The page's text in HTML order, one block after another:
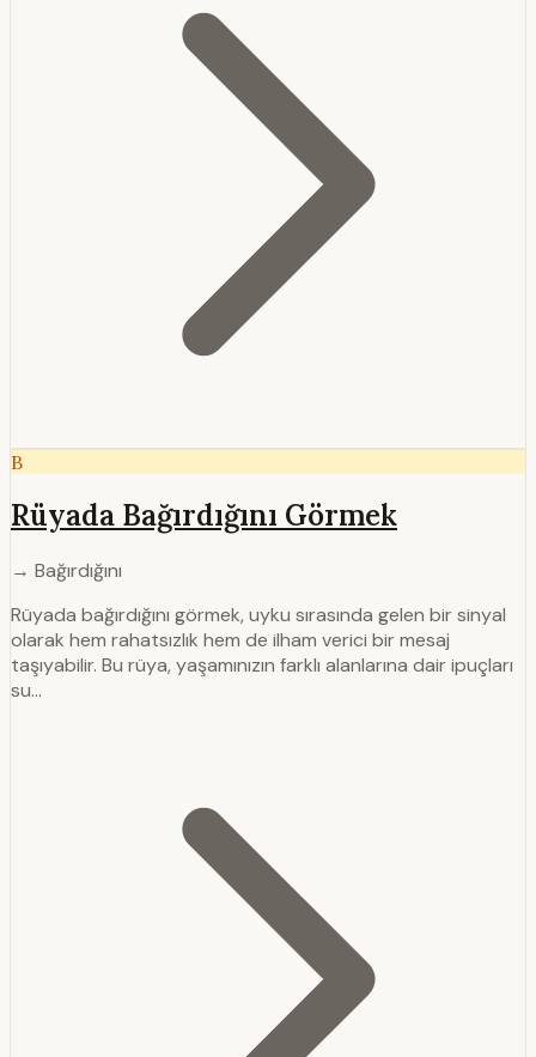
B
Rüyada Bağırdığını Görmek
→ Bağırdığını
Rüyada bağırdığını görmek, uyku sırasında gelen bir sinyal
olarak hem rahatsızlık hem de ilham verici bir mesaj
taşıyabilir. Bu rüya, yaşamınızın farklı alanlarına dair ipuçları
su…